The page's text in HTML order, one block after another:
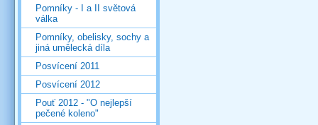
Pomníky - I a II světová
válka
Pomníky, obelisky, sochy a
jiná umělecká díla
Posvícení 2011
Posvícení 2012
Pouť 2012 - "O nejlepší
pečené koleno"